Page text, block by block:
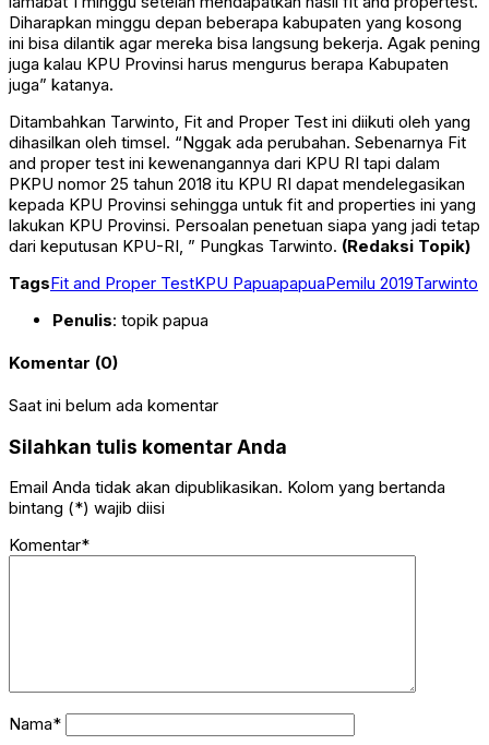
Diharapkan minggu depan beberapa kabupaten yang kosong
ini bisa dilantik agar mereka bisa langsung bekerja. Agak pening
juga kalau KPU Provinsi harus mengurus berapa Kabupaten
juga” katanya.
Ditambahkan Tarwinto, Fit and Proper Test ini diikuti oleh yang
dihasilkan oleh timsel. “Nggak ada perubahan. Sebenarnya Fit
and proper test ini kewenangannya dari KPU RI tapi dalam
PKPU nomor 25 tahun 2018 itu KPU RI dapat mendelegasikan
kepada KPU Provinsi sehingga untuk fit and properties ini yang
lakukan KPU Provinsi. Persoalan penetuan siapa yang jadi tetap
dari keputusan KPU-RI, ” Pungkas Tarwinto. (Redaksi Topik)
TagsFit and Proper TestKPU PapuapapuaPemilu 2019Tarwinto
Penulis: topik papua
Komentar (0)
Saat ini belum ada komentar
Silahkan tulis komentar Anda
Email Anda tidak akan dipublikasikan. Kolom yang bertanda
bintang (*) wajib diisi
Komentar*
Nama*